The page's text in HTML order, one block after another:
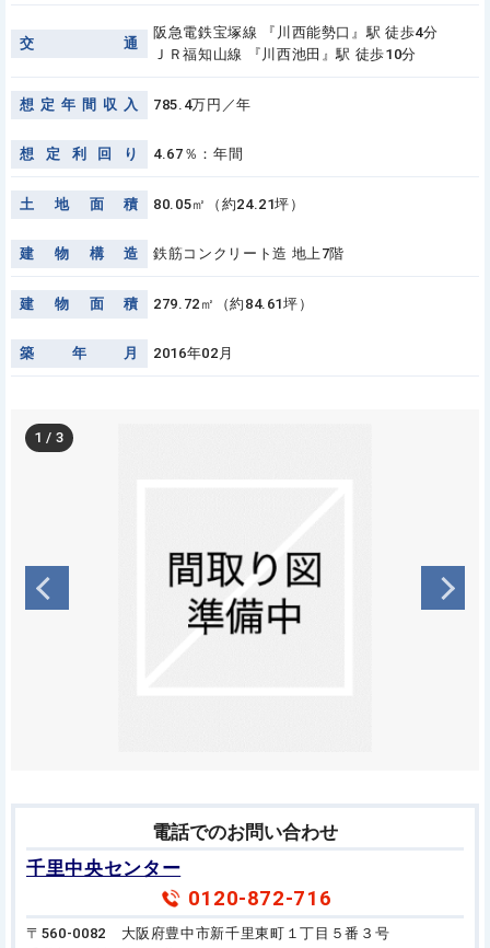
交 通
阪急電鉄宝塚線 『川西能勢口』駅 徒歩4分
ＪＲ福知山線 『川西池田』駅 徒歩10分
想 定 年 間 収 入 785.4万円／年
想 定 利 回 り 4.67％：年間
土 地 面 積 80.05㎡（約24.21坪）
建 物 構 造 鉄筋コンクリート造 地上7階
建 物 面 積 279.72㎡（約84.61坪）
築 年 月 2016年02月
1 /3
電話でのお問い合わせ
千里中央センター
0120-872-716
〒560-0082 大阪府豊中市新千里東町１丁目５番３号